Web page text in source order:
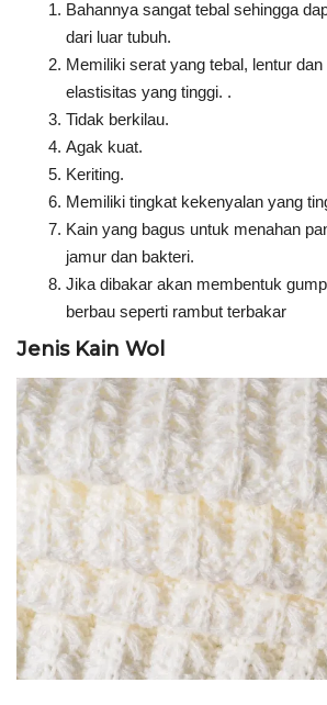
Bahannya sangat tebal sehingga
dari luar tubuh.
Memiliki serat yang tebal, lentur
elastisitas yang tinggi. .
Tidak berkilau.
Agak kuat.
Keriting.
Memiliki tingkat kekenyalan yang
Kain yang bagus untuk menahan
jamur dan bakteri.
Jika dibakar akan membentuk
berbau seperti rambut terbakar
Jenis Kain Wol